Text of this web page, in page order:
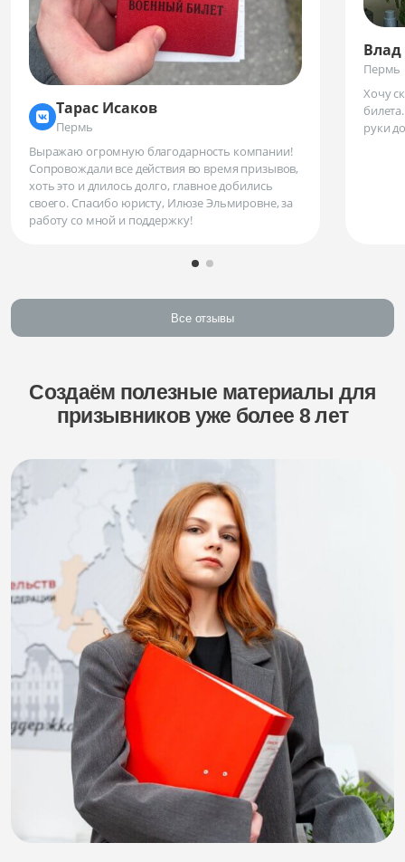
Тарас Исаков
Пермь
Выражаю огромную благодарность компании!
Сопровождали все действия во время призывов,
хоть это и длилось долго, главное добились
своего. Спасибо юристу, Илюзе Эльмировне, за
работу со мной и поддержку!
Влад
Пермь
Хочу
руки
Все отзывы
Создаём полезные материалы для
призывников уже более 8 лет